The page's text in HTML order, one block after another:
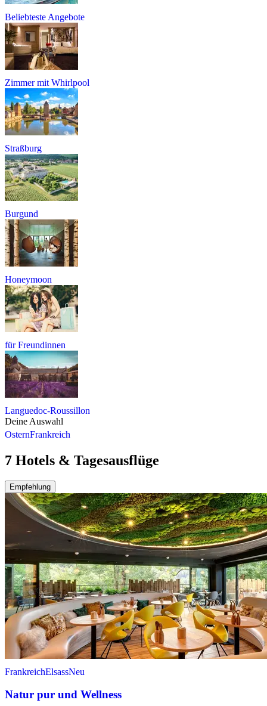
Beliebteste Angebote
Zimmer mit Whirlpool
Straßburg
Burgund
Honeymoon
für Freundinnen
Languedoc-Roussillon
Deine Auswahl
OsternFrankreich
7 Hotels & Tagesausflüge
Empfehlung
FrankreichElsassNeu
Natur pur und Wellness